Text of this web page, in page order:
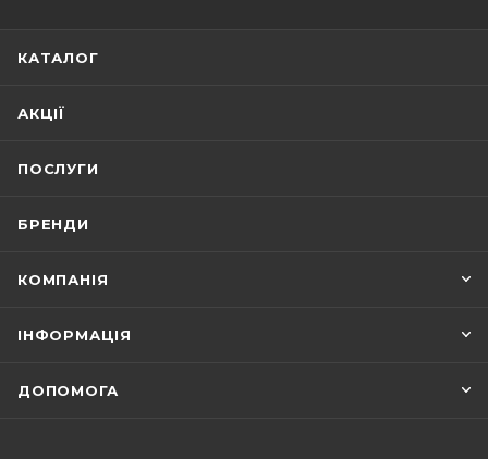
КАТАЛОГ
АКЦІЇ
ПОСЛУГИ
БРЕНДИ
КОМПАНІЯ
ІНФОРМАЦІЯ
ДОПОМОГА